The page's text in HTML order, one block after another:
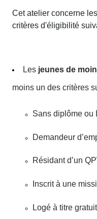
Cet atelier concerne
critères d'éligibilité
Lesjeunes de
moins un des critères
Sans diplôme
Demandeur
Résidant d’un
Inscrit à une
Logé à titre gratuit